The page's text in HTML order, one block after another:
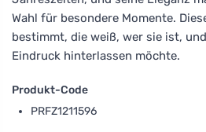
Wahl für besondere Momente.
bestimmt, die weiß, wer sie ist,
Eindruck hinterlassen möchte.
Produkt-Code
PRFZ1211596